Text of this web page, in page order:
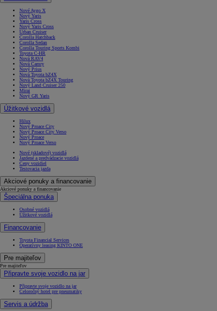
Nové Aygo X
Nový Yaris
Yaris Cross
Nový Yaris Cross
Urban Cruiser
Corolla Hatchback
Corolla Sedan
Corolla Touring Sports Kombi
Toyota C-HR
Nová RAV4
Nová Camry
Nový Prius
Nová Toyota bZ4X
Nová Toyota bZ4X Touring
Nový Land Cruiser 250
Mirai
Nový GR Yaris
Úžitkové vozidlá
Hilux
Nový Proace City
Nový Proace City Verso
Nový Proace
Nový Proace Verso
Nové (skladové) vozidlá
Jazdené a predvádzacie vozidlá
Ceny vozidiel
Testovacia jazda
Akciové ponuky a financovanie
Akciové ponuky a financovanie
Špeciálna ponuka
Osobné vozidlá
Úžitkové vozidlá
Financovanie
Toyota Financial Services
Operatívny leasing KINTO ONE
Pre majiteľov
Pre majiteľov
Připravte svoje vozidlo na jar
Připravte svoje vozidlo na jar
Celoročný hotel pre pneumatiky
Servis a údržba